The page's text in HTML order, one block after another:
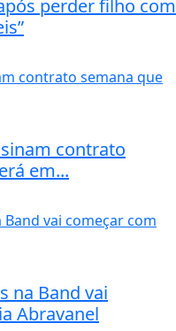
perder filho com
contrato
em...
na Band vai
Abravanel